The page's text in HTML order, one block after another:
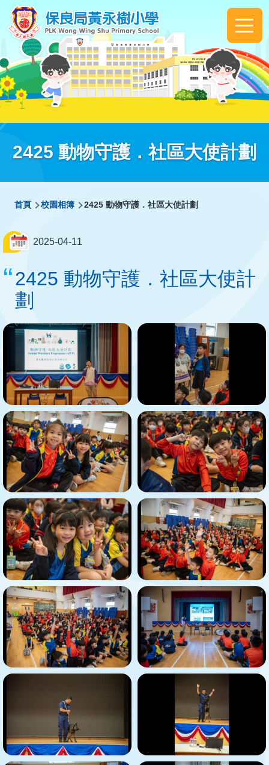
移至主內容
Main
navigation
2425 動物守護．社區大使計劃
導
連
結
首頁 校園相簿 2425 動物守護．社區大使計劃
2025-04-11
2425 動物守護．社區大使計
劃